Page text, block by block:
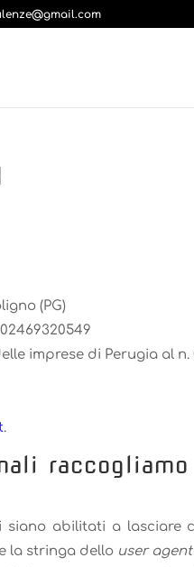
(PG)
imprese di Perugia al n.
.
abilitati a lasciare
la stringa dello user agent